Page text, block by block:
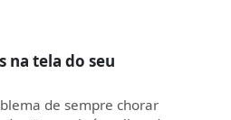
na tela do seu
de sempre chorar